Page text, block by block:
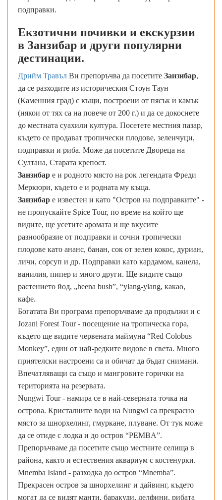
подправки.
Екзотични почивки и екскурзии
в Занзибар и други популярни
дестинации.
Дрийм Травъл Ви препоръчва да посетите Занзибар,
да се разходите из историческия Стоун Таун
(Каменния град) с къщи, построени от пясък и камък
(някои от тях са на повече от 200 г.) и да се докоснете
до местната суахили култура. Посетете местния пазар,
където се продават тропически плодове, зеленчуци,
подправки и риба. Може да посетите Двореца на
Султана, Старата крепост.
Занзибар е и родното място на рок легендата Фреди
Меркюри, където е и родната му къща.
Занзибар е известен и като "Остров на подправките" -
не пропускайте Spice Tour, по време на който ще
видите, ще усетите аромата и ще вкусите
разнообразие от подправки и сочни тропически
плодове като ананс, банан, сок от зелен кокос, дуриан,
личи, сорсуп и др. Подправки като кардамом, канела,
ванилия, пипер и много други. Ще видите също
растението йод, „heena bush”, “ylang-ylang, какао,
кафе.
Богатата Ви програма препоръчваме да продължи и с
Jozani Forest Tour - посещение на тропическа гора,
където ще видите червената маймуна “Red Colobus
Monkey”, един от най-редките видове в света. Много
приятелски настроени са и обичат да бъдат снимани.
Впечатляващи са също и мангровите горички на
територията на резервата.
Nungwi Tour - намира се в най-северната точка на
острова. Кристалните води на Nungwi са прекрасно
място за шнорхелинг, гмуркане, плуване. От тук може
да се отиде с лодка и до остров “PEMBA”.
Препоръчваме да посетите също местните селища в
района, както и естествения аквариум с костенурки.
Mnemba Island - разходка до остров “Mnemba”.
Прекрасен остров за шнорхелинг и дайвинг, където
могат да се видят манти, баракуди, делфини, рибата